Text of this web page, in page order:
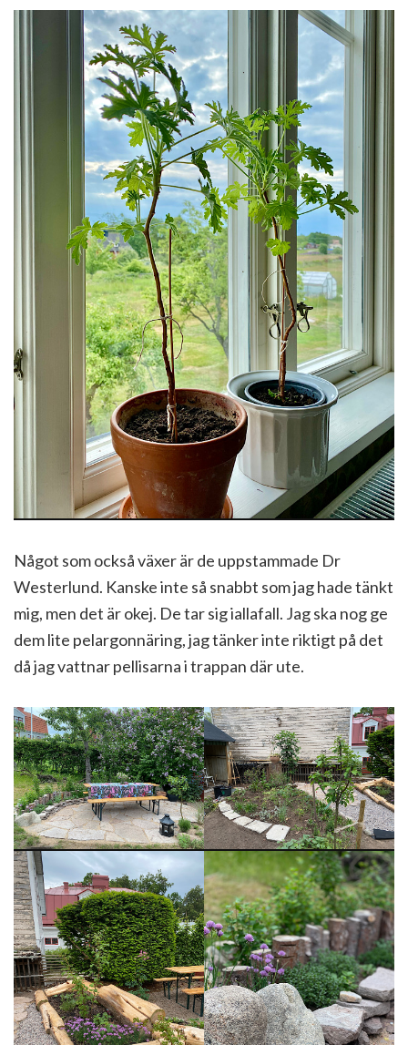
Något som också växer är de uppstammade Dr
Westerlund. Kanske inte så snabbt som jag hade tänkt
mig, men det är okej. De tar sig iallafall. Jag ska nog ge
dem lite pelargonnäring, jag tänker inte riktigt på det
då jag vattnar pellisarna i trappan där ute.